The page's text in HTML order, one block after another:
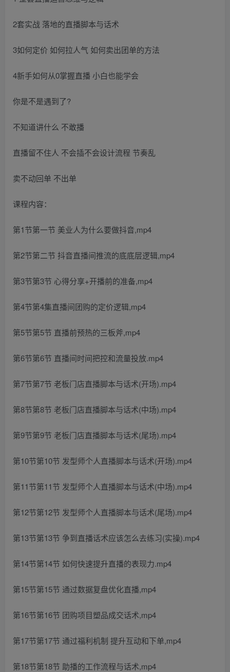
2套实战 落地的直播脚本与话术
3如何定价 如何拉人气 如何卖出团单的方法
4新手如何从0掌握直播 小白也能学会
你是不是遇到了?
不知道讲什么 不敢播
直播留不住人 不会插不会设计流程 节奏乱
卖不动回单 不出单
课程内容：
第1节第一节 美业人为什么要做抖音,mp4
第2节第二节 抖音直播间推流的底底层逻辑,mp4
第3节第3节 心得分享+开播前的准备,mp4
第4节第4集直播间团购的定价逻辑,mp4
第5节第5节 直播前预热的三板斧,mp4
第6节第6节 直播间时间把控和流量投放.mp4
第7节第7节 老板门店直播脚本与话术(开场).mp4
第8节第8节 老板门店直播脚本与话术(中场).mp4
第9节第9节 老板门店直播脚本与话术(尾场).mp4
第10节第10节 发型师个人直播脚本与话术(开场).mp4
第11节第11节 发型师个人直播脚本与话术(中场).mp4
第12节第12节 发型师个人直播脚本与话术(尾场).mp4
第13节第13节 争到直播话术应该怎么去练习(实操).mp4
第14节第14节 如何快速提升直播的表现力.mp4
第15节第15节 通过数据复盘优化直播,mp4
第16节第16节 团购项目塑品成交话术,mp4
第17节第17节 通过福利机制 提升互动和下单,mp4
第18节第18节 助播的工作流程与话术,mp4